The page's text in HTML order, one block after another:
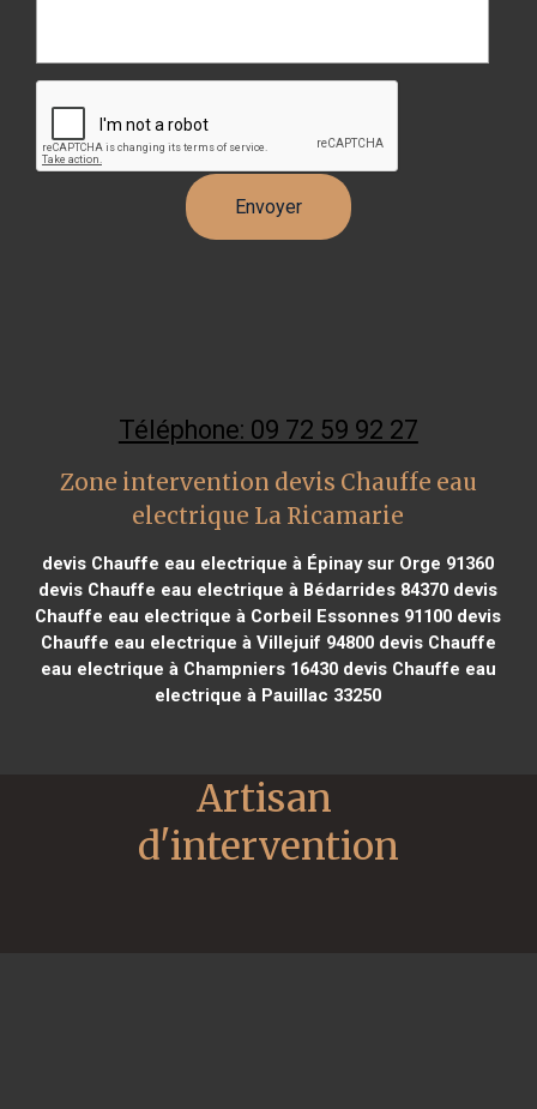
Téléphone: 09 72 59 92 27
Zone intervention devis Chauffe eau
electrique La Ricamarie
devis Chauffe eau electrique à Épinay sur Orge 91360
devis Chauffe eau electrique à Bédarrides 84370 devis
Chauffe eau electrique à Corbeil Essonnes 91100 devis
Chauffe eau electrique à Villejuif 94800devis Chauffe
eau electrique à Champniers 16430devis Chauffe eau
electrique à Pauillac 33250
Artisan
d'intervention